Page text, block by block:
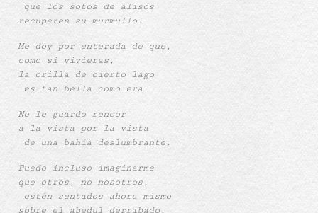
que los sotos de alisos
recuperen su murmullo.
Me doy por enterada de que,
como si vivieras,
la orilla de cierto lago
es tan bella como era.
No le guardo rencor
a la vista por la vista
de una bahía deslumbrante.
Puedo incluso imaginarme
que otros, no nosotros,
estén sentados ahora mismo
sobre el abedul derribado.